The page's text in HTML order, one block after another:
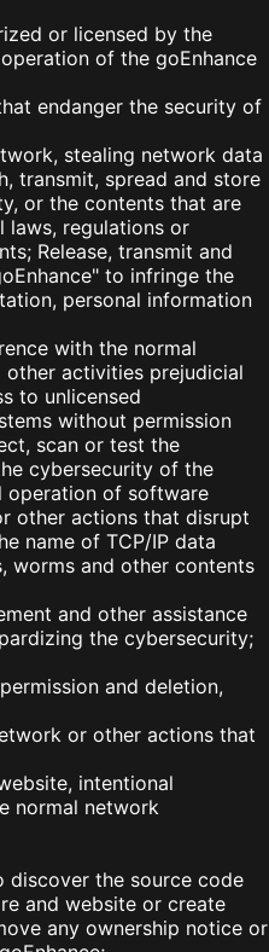
or licensed by the
of the goEnhance
endanger the security of
stealing network data
transmit, spread and store
or the contents that are
laws, regulations or
Release, transmit and
to infringe the
personal information
with the normal
activities prejudicial
to unlicensed
without permission
scan or test the
cybersecurity of the
operation of software
other actions that disrupt
name of TCP/IP data
worms and other contents
and other assistance
the cybersecurity;
and deletion,
or other actions that
intentional
normal network
discover the source code
and website or create
any ownership notice or